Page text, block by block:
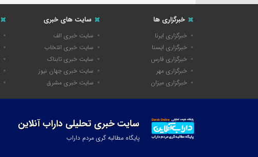
خبرگزاری ها
خبرگزاری ایرنا
خبرگزاری ایسنا
خبرگزاری فارس
خبرگزاری مهر
خبرگزاری میزان
سایت های خبری
سایت خبری الف
سایت خبری انتخاب
سایت خبری تابناک
سایت خبری جهان نیوز
سایت خبری مشرق
سایت خبری تحلیلی داراب آنلاین
پایگاه مطالبه گری مردم داراب